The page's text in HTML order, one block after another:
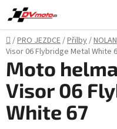
Přejít
na
obsah
Domů
/PRO JEZDCE/Přilby/NOLAN
Visor 06 Flybridge Metal White
Moto
Visor 06
White 67